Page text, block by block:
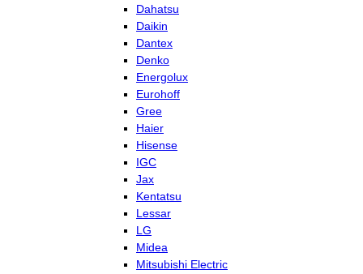
Dahatsu
Daikin
Dantex
Denko
Energolux
Eurohoff
Gree
Haier
Hisense
IGC
Jax
Kentatsu
Lessar
LG
Midea
Mitsubishi Electric